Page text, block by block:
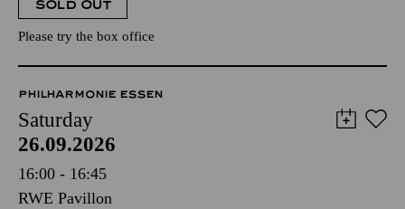
SOLD OUT
Please try the box office
PHILHARMONIE ESSEN
Saturday
26.09.2026
16:00 - 16:45
RWE Pavillon